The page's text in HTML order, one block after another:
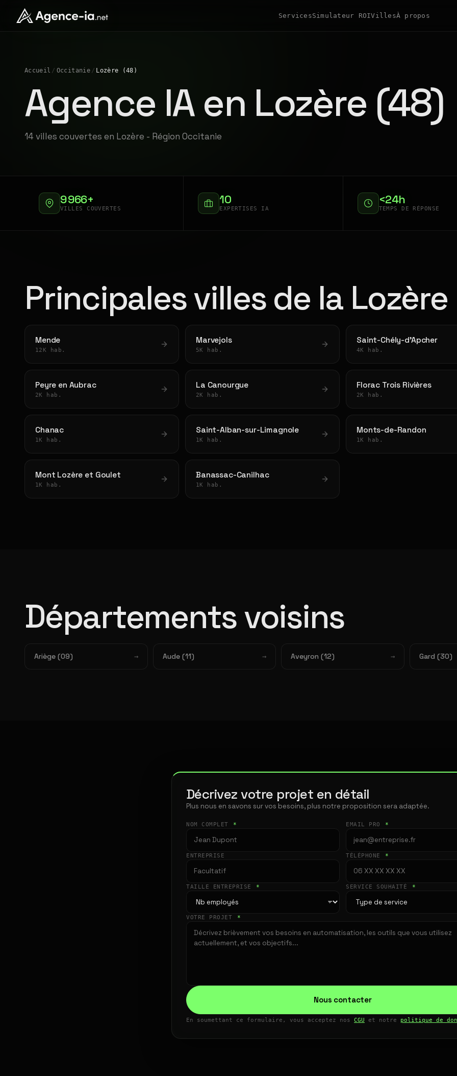
ServicesSimulateur ROIVillesÀ propos
Accueil / Occitanie / Lozère (48)
Agence IA en Lozère (48)
14 villes couvertes en Lozère - Région Occitanie
9 966+
VILLES COUVERTES
10
EXPERTISES IA
<24h
TEMPS DE RÉPONSE
Principales villes de la Lozère
Mende
12K hab.
Marvejols
5K hab.
Saint-Chély-d'Apcher
4K hab.
Peyre en Aubrac
2K hab.
La Canourgue
2K hab.
Florac Trois Rivières
2K hab.
Chanac
1K hab.
Saint-Alban-sur-Limagnole
1K hab.
Monts-de-Randon
1K hab.
Mont Lozère et Goulet
1K hab.
Banassac-Canilhac
1K hab.
Départements voisins
Ariège (09) Aude (11) Aveyron (12) Gard (30)
Décrivez votre projet en détail
Plus nous en savons sur vos besoins, plus notre proposition sera adaptée.
NOM COMPLET * EMAIL PRO *
ENTREPRISE TÉLÉPHONE *
TAILLE ENTREPRISE * SERVICE SOUHAITÉ *
VOTRE PROJET *
Nous contacter
En soumettant ce formulaire, vous acceptez nos CGU et notre politique de